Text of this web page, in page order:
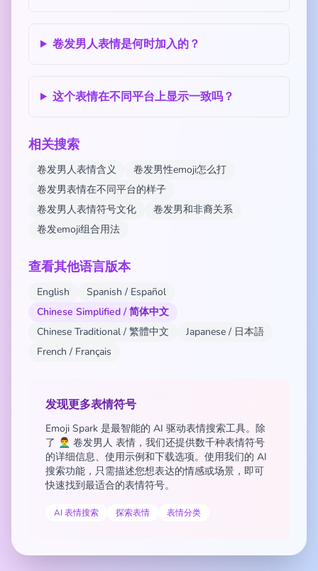
卷发男人表情是何时加入的？
这个表情在不同平台上显示一致吗？
相关搜索
卷发男人表情含义
卷发男性emoji怎么打
卷发男表情在不同平台的样子
卷发男人表情符号文化
卷发男和非裔关系
卷发emoji组合用法
查看其他语言版本
English
Spanish / Español
Chinese Simplified / 简体中文
Chinese Traditional / 繁體中文
Japanese / 日本語
French / Français
发现更多表情符号
Emoji Spark 是最智能的 AI 驱动表情搜索工具。除
了 👨‍🦱 卷发男人 表情，我们还提供数千种表情符号
的详细信息、使用示例和下载选项。使用我们的 AI
搜索功能，只需描述您想表达的情感或场景，即可
快速找到最适合的表情符号。
AI 表情搜索 探索表情 表情分类